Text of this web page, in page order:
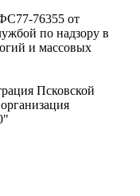
76355 от
по надзору в
и массовых
Псковской